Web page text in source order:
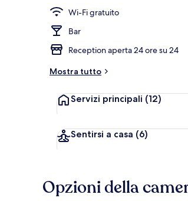
Wi-Fi gratuito
Bar
Reception aperta 24 ore su 24
Mostra tutto
Servizi principali (12)
Sentirsi a casa (6)
Opzioni della